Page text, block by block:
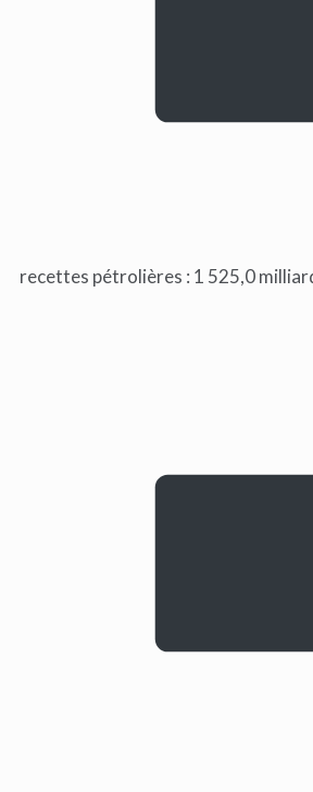
recettes pétrolières : 1 525,0